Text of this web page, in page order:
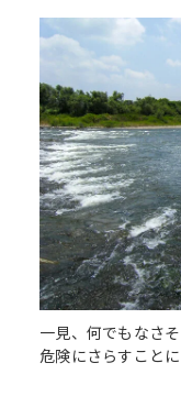
一見、何でもなさ
危険にさらすこと